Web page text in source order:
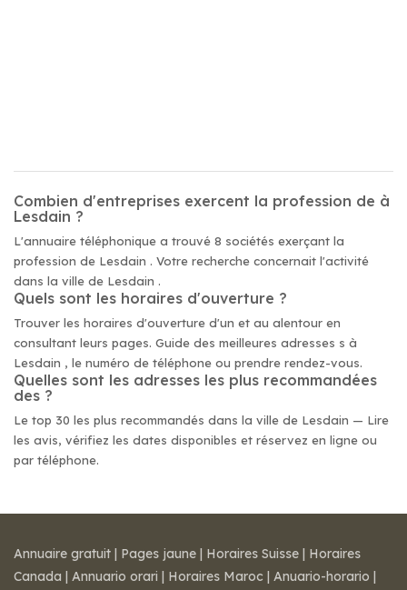
Combien d'entreprises exercent la profession de à
Lesdain ?
L'annuaire téléphonique a trouvé 8 sociétés exerçant la
profession de Lesdain . Votre recherche concernait l'activité
dans la ville de Lesdain .
Quels sont les horaires d'ouverture ?
Trouver les horaires d'ouverture d'un et au alentour en
consultant leurs pages. Guide des meilleures adresses s à
Lesdain , le numéro de téléphone ou prendre rendez-vous.
Quelles sont les adresses les plus recommandées
des ?
Le top 30 les plus recommandés dans la ville de Lesdain — Lire
les avis, vérifiez les dates disponibles et réservez en ligne ou
par téléphone.
Annuaire gratuit | Pages jaune | Horaires Suisse | Horaires
Canada | Annuario orari | Horaires Maroc | Anuario-horario |